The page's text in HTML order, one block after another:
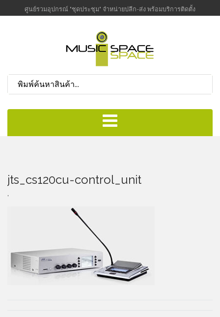
ศูนย์รวมอุปกรณ์ "ชุดประชุม" จำหน่ายปลีก-ส่ง พร้อมบริการติดตั้ง
jts_cs120cu-control_unit